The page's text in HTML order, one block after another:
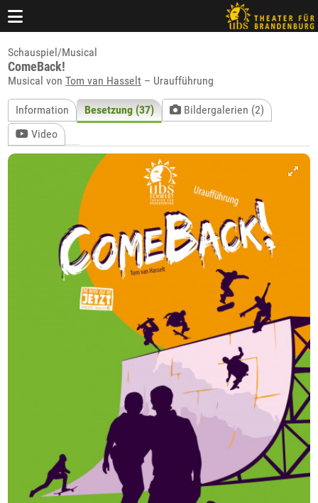
Schauspiel/Musical
ComeBack!
Musical vonTom van Hasselt – Uraufführung
Information Besetzung (37)
Bildergalerien (2)
Video